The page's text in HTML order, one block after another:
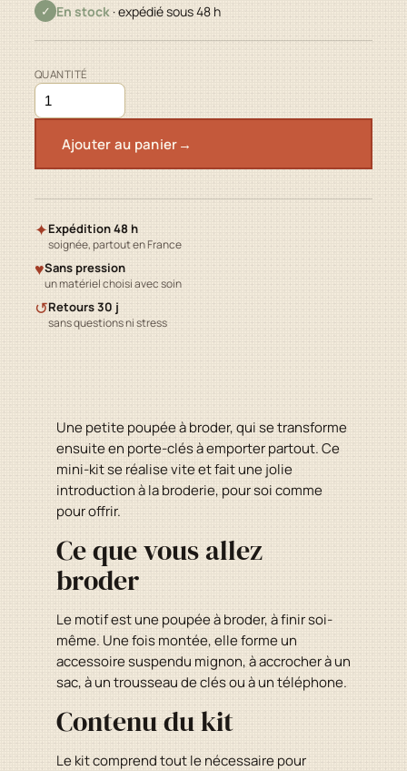
✓ En stock · expédié sous 48 h
QUANTITÉ
Ajouter au panier→
✦Expédition 48 h
soignée, partout en France
♥Sans pression
un matériel choisi avec soin
↺Retours 30 j
sans questions ni stress
Une petite poupée à broder, qui se transforme
ensuite en porte-clés à emporter partout. Ce
mini-kit se réalise vite et fait une jolie
introduction à la broderie, pour soi comme
pour offrir.
Ce que vous allez
broder
Le motif est une poupée à broder, à finir soi-
même. Une fois montée, elle forme un
accessoire suspendu mignon, à accrocher à un
sac, à un trousseau de clés ou à un téléphone.
Contenu du kit
Le kit comprend tout le nécessaire pour